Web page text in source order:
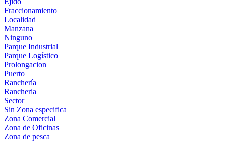
Fraccionamiento
Localidad
Manzana
Ninguno
Parque Industrial
Parque Logístico
Prolongacion
Puerto
Ranchería
Rancheria
Sector
Sin Zona especifica
Zona Comercial
Zona de Oficinas
Zona de pesca